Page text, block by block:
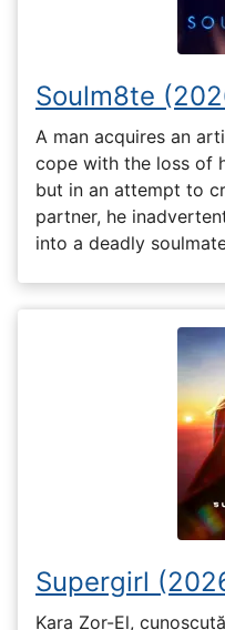
Soulm8te
A man acquires an
cope with the loss of
but in an attempt to
partner, he
into a deadly
Supergirl
Kara Zor-El,